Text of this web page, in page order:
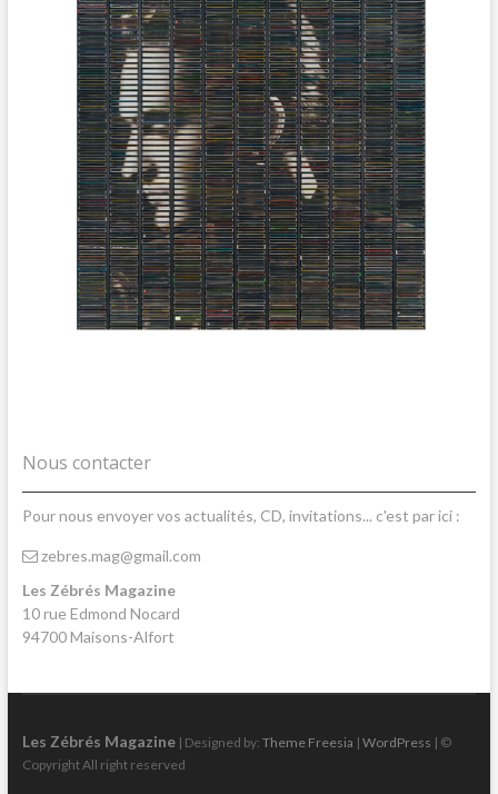
Nous contacter
Pour nous envoyer vos actualités, CD, invitations... c'est par ici :
zebres.mag@gmail.com
Les Zébrés Magazine
10 rue Edmond Nocard
94700 Maisons-Alfort
Les Zébrés Magazine| Designed by: Theme Freesia | WordPress | ©
Copyright All right reserved